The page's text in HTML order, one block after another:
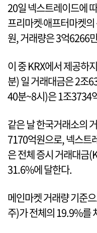
20일 넥스트레이드에
프리마켓‧애프터마켓
원, 거래량은 3억6266
이 중 KRX에서 제공하
분) 일 거래대금은 2조
40분~8시)은 1조3734
같은 날 한국거래소의
7170억원으로, 넥스트
은 전체 증시 거래대금
31.6%에 달한다.
메인마켓 거래량 기준
주)가 전체의 19.9%를